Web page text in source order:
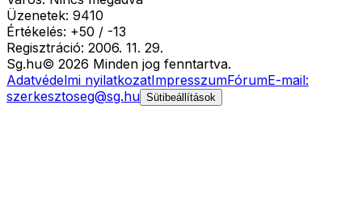
Üzenetek: 9410
Értékelés: +50 / -13
Regisztráció: 2006. 11. 29.
Sg.hu© 2026 Minden jog fenntartva.
Adatvédelmi nyilatkozatImpresszumFórumE-mail:
szerkesztoseg@sg.hu Sütibeállítások